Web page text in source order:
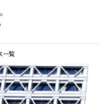
一覧